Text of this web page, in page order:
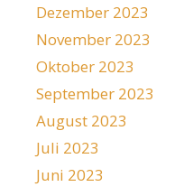
Dezember 2023
November 2023
Oktober 2023
September 2023
August 2023
Juli 2023
Juni 2023